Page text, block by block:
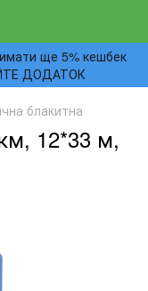
ще 5% кешбек
ДОДАТОК
блакитна
12*33 м,